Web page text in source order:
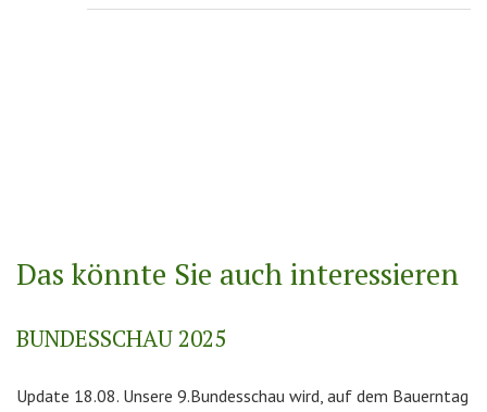
Das könnte Sie auch interessieren
BUNDESSCHAU 2025
Update 18.08. Unsere 9.Bundesschau wird, auf dem Bauerntag